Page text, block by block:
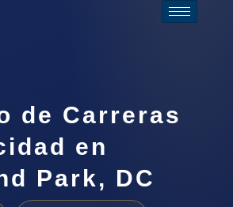
de Carreras
en
Park, DC